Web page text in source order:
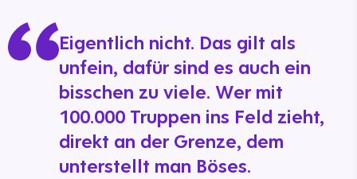
Eigentlich nicht. Das gilt als
unfein, dafür sind es auch ein
bisschen zu viele. Wer mit
100.000 Truppen ins Feld zieht,
direkt an der Grenze, dem
unterstellt man Böses.